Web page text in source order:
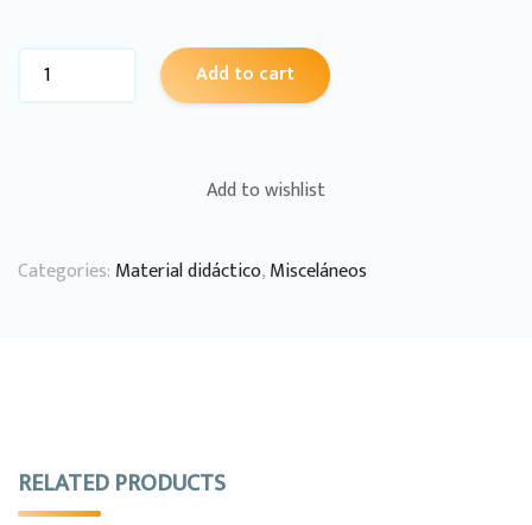
Add to cart
Add to wishlist
Categories: Material didáctico,Misceláneos
RELATED PRODUCTS